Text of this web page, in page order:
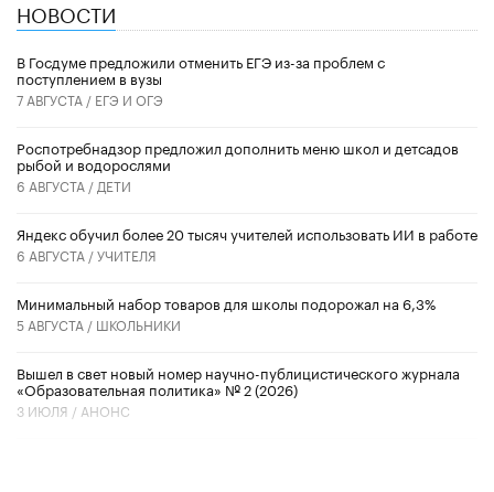
НОВОСТИ
В Госдуме предложили отменить ЕГЭ из-за проблем с
поступлением в вузы
7 АВГУСТА / ЕГЭ И ОГЭ
Роспотребнадзор предложил дополнить меню школ и детсадов
рыбой и водорослями
6 АВГУСТА / ДЕТИ
​Яндекс обучил более 20 тысяч учителей использовать ИИ в работе
6 АВГУСТА /УЧИТЕЛЯ
Минимальный набор товаров для школы подорожал на 6,3%
5 АВГУСТА / ШКОЛЬНИКИ
Вышел в свет новый номер научно-публицистического журнала
«Образовательная политика» № 2 (2026)
3 ИЮЛЯ / АНОНС